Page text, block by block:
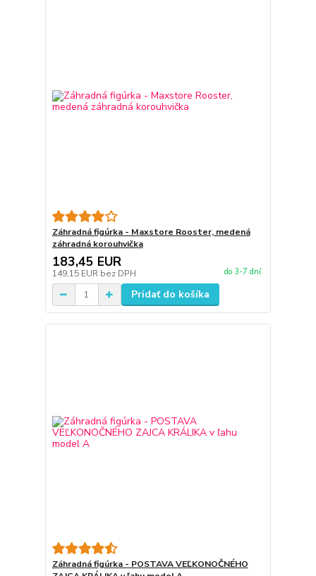
Záhradná figúrka - Maxstore Rooster, medená
záhradná korouhvička
183,45 EUR
149,15 EUR bez DPH do 3-7 dní
Pridať do košíka
Záhradná figúrka - POSTAVA VEĽKONOČNÉHO